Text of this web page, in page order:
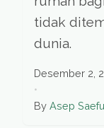
tidak
dunia.
Desember 2,
•
By Asep